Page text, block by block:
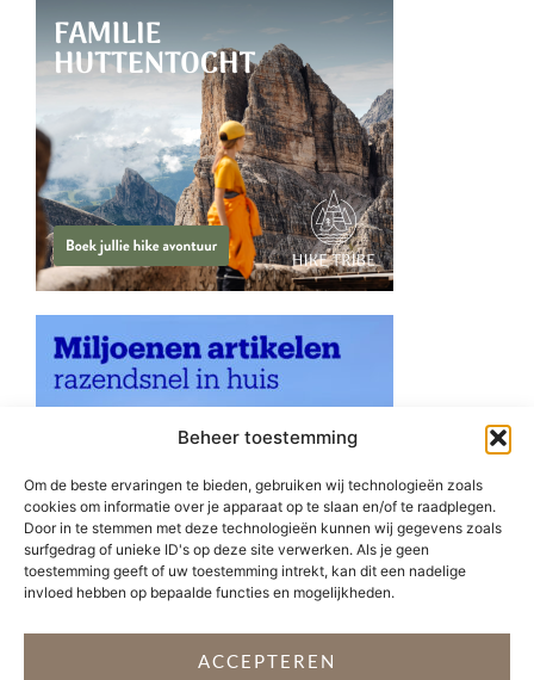
Beheer toestemming
Om de beste ervaringen te bieden, gebruiken wij technologieën zoals
cookies om informatie over je apparaat op te slaan en/of te raadplegen.
Door in te stemmen met deze technologieën kunnen wij gegevens zoals
surfgedrag of unieke ID's op deze site verwerken. Als je geen
toestemming geeft of uw toestemming intrekt, kan dit een nadelige
invloed hebben op bepaalde functies en mogelijkheden.
ACCEPTEREN